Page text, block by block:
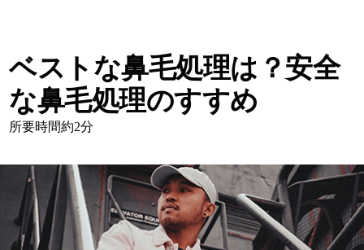
ベストな鼻毛処理は？安全
な鼻毛処理のすすめ
所要時間約2分